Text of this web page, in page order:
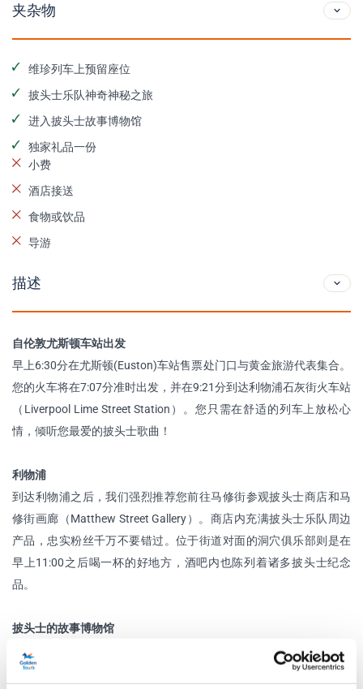
夹杂物
维珍列车上预留座位
披头士乐队神奇神秘之旅
进入披头士故事博物馆
独家礼品一份
小费
酒店接送
食物或饮品
导游
描述
自伦敦尤斯顿车站出发
早上6:30分在尤斯顿(Euston)车站售票处门口与黄金旅游代表集合。
您的火车将在7:07分准时出发，并在9:21分到达利物浦石灰街火车站
（Liverpool Lime Street Station）。您只需在舒适的列车上放松心
情，倾听您最爱的披头士歌曲！
利物浦
到达利物浦之后，我们强烈推荐您前往马修街参观披头士商店和马
修街画廊（Matthew Street Gallery）。商店内充满披头士乐队周边
产品，忠实粉丝千万不要错过。位于街道对面的洞穴俱乐部则是在
早上11:00之后喝一杯的好地方，酒吧内也陈列着诸多披头士纪念
品。
披头士的故事博物馆
离开马修街后，前往位于Albert Dock 的披头士故事博物馆。这项获
得奖章的固定展览详细的记录并展出披头士乐队精彩的一生。通过